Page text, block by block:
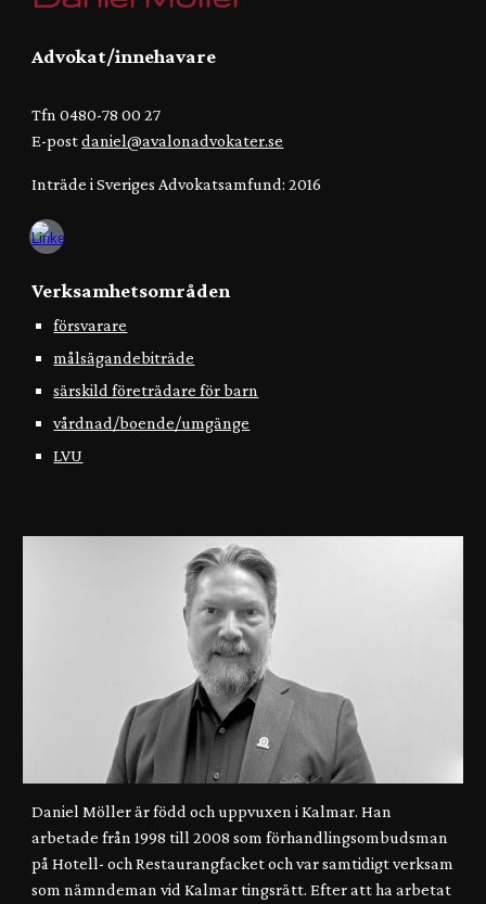
Advokat/innehavare
Tfn 0480-78 00 27
E-postdaniel@avalonadvokater.se
Inträde i Sveriges Advokatsamfund: 2016
Verksamhetsområden
försvarare
målsägandebiträde
särskild företrädare för barn
vårdnad/boende/umgänge
LVU
Daniel Möller är född och uppvuxen i Kalmar. Han
arbetade från 1998 till 2008 som förhandlingsombudsman
på Hotell- och Restaurangfacketochvar samtidigt verksam
som nämndeman vid Kalmar tingsrätt. Efter att ha arbetat